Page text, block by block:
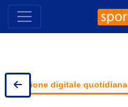
Skip
content
Edizione digitale quotidiana